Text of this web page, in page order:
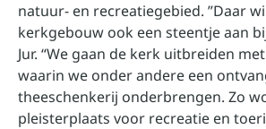
natuur- en recreatiegebied. ”Daar
kerkgebouw ook een steentje aan
Jur. “We gaan de kerk uitbreiden
waarin we onder andere een
theeschenkerij onderbrengen. Zo
pleisterplaats voor recreatie en